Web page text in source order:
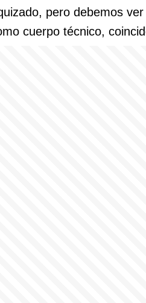
pero debemos ver
cuerpo técnico,